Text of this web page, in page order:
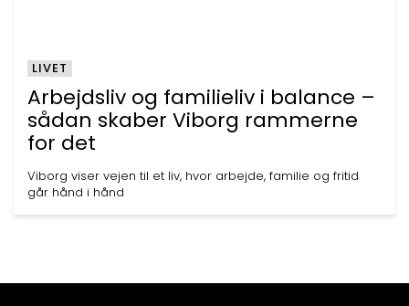
Arbejdsliv og familieliv i balance –
sådan skaber Viborg rammerne
for det
Viborg viser vejen til et liv, hvor arbejde, familie og fritid
går hånd i hånd
LIVET